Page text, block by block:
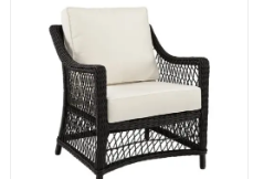
665,00 kr.
995,00 kr.